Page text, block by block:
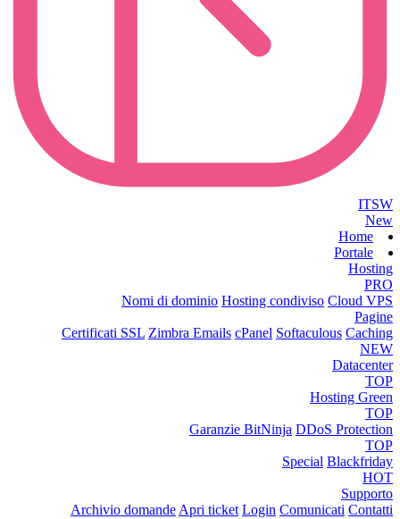
ITSW
New
Home
Portale
Hosting
PRO
Nomi di dominio Hosting condiviso Cloud VPS
Pagine
Certificati SSL Zimbra Emails cPanel Softaculous Caching
NEW
Datacenter
TOP
Hosting Green
TOP
Garanzie BitNinja DDoS Protection
TOP
Special Blackfriday
HOT
Supporto
Archivio domandeApri ticket Login Comunicati Contatti